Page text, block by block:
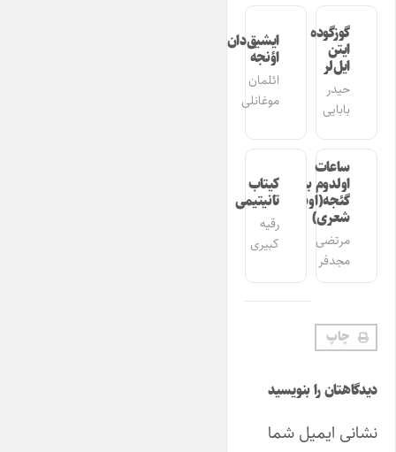
گوزگوده
ایتن
ایل‌لر
حیدر
بابایی
ایشیق‌دان
اؤنجه
ائلمان
موغانلی
ساعات
اولدوم بیر
گئجه(اوشاق
شعری)
مرتضی
مجدفر
کیتاب
تانیتیمی
رقیه
کبیری
چاپ
دیدگاهتان را بنویسید
نشانی ایمیل شما